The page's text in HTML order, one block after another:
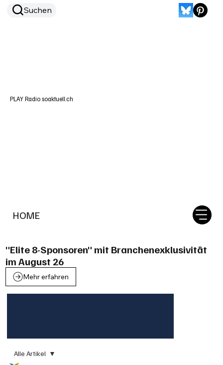
HOME
Suchen
PLAY Radio soaktuell.ch
"Elite 8-Sponsoren" mit Branchenexklusivität
im August 26
Mehr erfahren
Alle Artikel